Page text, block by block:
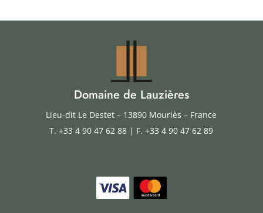
Domaine de Lauzières
Lieu-dit Le Destet – 13890 Mouriès – France
T.+33 4 90 47 62 88 | F. +33 4 90 47 62 89